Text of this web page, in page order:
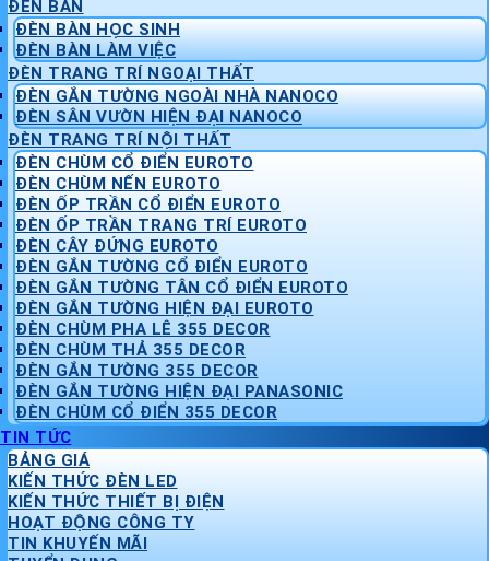
ĐÈN BÀN
ĐÈN BÀN HỌC SINH
ĐÈN BÀN LÀM VIỆC
ĐÈN TRANG TRÍ NGOẠI THẤT
ĐÈN GẮN TƯỜNG NGOÀI NHÀ NANOCO
ĐÈN SÂN VƯỜN HIỆN ĐẠI NANOCO
ĐÈN TRANG TRÍ NỘI THẤT
ĐÈN CHÙM CỔ ĐIỂN EUROTO
ĐÈN CHÙM NẾN EUROTO
ĐÈN ỐP TRẦN CỔ ĐIỂN EUROTO
ĐÈN ỐP TRẦN TRANG TRÍ EUROTO
ĐÈN CÂY ĐỨNG EUROTO
ĐÈN GẮN TƯỜNG CỔ ĐIỂN EUROTO
ĐÈN GẮN TƯỜNG TÂN CỔ ĐIỂN EUROTO
ĐÈN GẮN TƯỜNG HIỆN ĐẠI EUROTO
ĐÈN CHÙM PHA LÊ 355 DECOR
ĐÈN CHÙM THẢ 355 DECOR
ĐÈN GẮN TƯỜNG 355 DECOR
ĐÈN GẮN TƯỜNG HIỆN ĐẠI PANASONIC
ĐÈN CHÙM CỔ ĐIỂN 355 DECOR
TIN TỨC
BẢNG GIÁ
KIẾN THỨC ĐÈN LED
KIẾN THỨC THIẾT BỊ ĐIỆN
HOẠT ĐỘNG CÔNG TY
TIN KHUYẾN MÃI